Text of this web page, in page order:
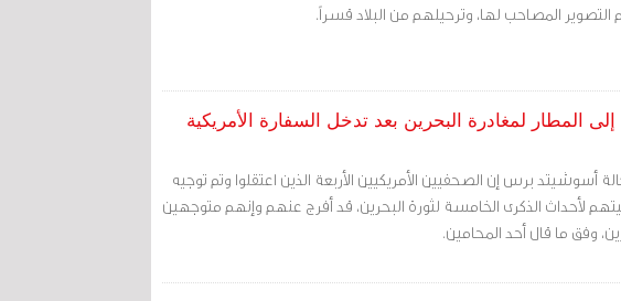
التصوير المصاحب لها، وترحيلهم من البلاد قسراً.
المطار لمغادرة البحرين بعد تدخل السفارة الأمريكية
أسوشيتد برس إن الصحفيين الأمريكيين الأربعة الذين اعتقلوا وتم توجيه
لأحداث الذكرى الخامسة لثورة البحرين، قد أفرج عنهم وإنهم متوجهين
وفق ما قال أحد المحامين.